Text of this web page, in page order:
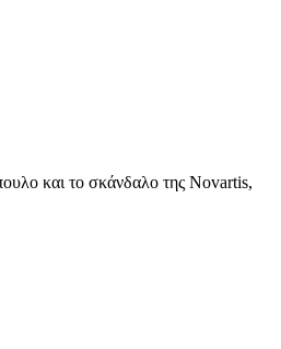
και το σκάνδαλο της Novartis,